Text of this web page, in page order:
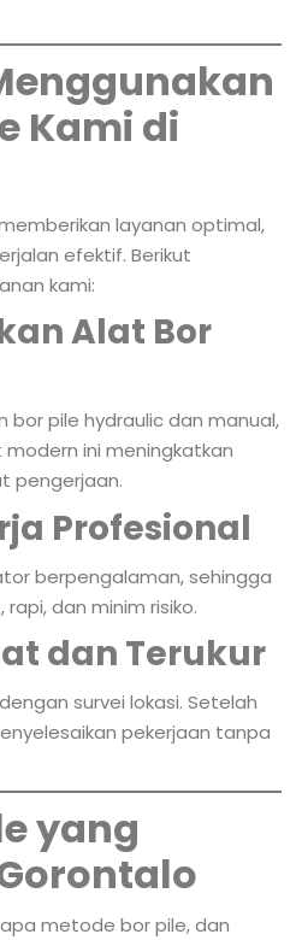
Kami di
layanan optimal,
efektif. Berikut
kami:
Alat Bor
bor pile hydraulic dan manual,
modern ini meningkatkan
pengerjaan.
Profesional
berpengalaman, sehingga
dan minim risiko.
dan Terukur
survei lokasi. Setelah
pekerjaan tanpa
yang
metode bor pile, dan